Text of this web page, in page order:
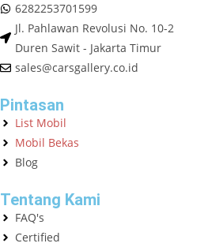
6282253701599
Jl. Pahlawan Revolusi No. 10-2
Duren Sawit - Jakarta Timur
sales@carsgallery.co.id
Pintasan
List Mobil
Mobil Bekas
Blog
Tentang Kami
FAQ's
Certified